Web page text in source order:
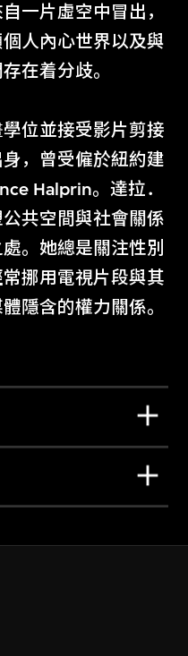
一片虛空中冒出，
人內心世界以及與
在着分歧。
位並接受影片剪接
，曾受僱於紐約建
Halprin。達拉．
共空間與社會關係
。她總是關注性別
挪用電視片段與其
隱含的權力關係。